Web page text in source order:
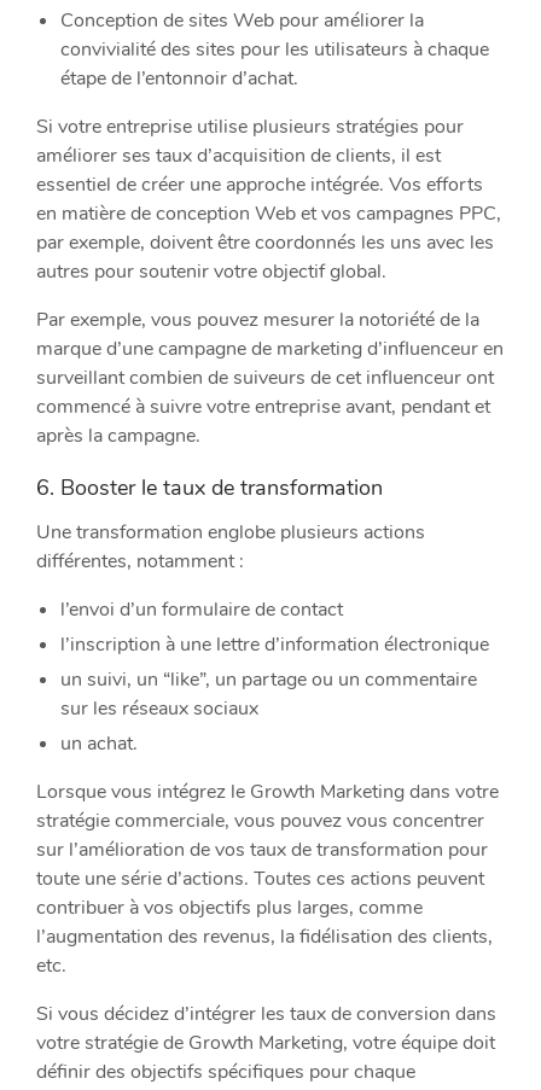
Conception de sites Web pour améliorer la
convivialité des sites pour les utilisateurs à chaque
étape de l’entonnoir d’achat.
Si votre entreprise utilise plusieurs stratégies pour
améliorer ses taux d’acquisition de clients, il est
essentiel de créer une approche intégrée. Vos efforts
en matière de conception Web et vos campagnes PPC,
par exemple, doivent être coordonnés les uns avec les
autres pour soutenir votre objectif global.
Par exemple, vous pouvez mesurer la notoriété de la
marque d’une campagne de marketing d’influenceur en
surveillant combien de suiveurs de cet influenceur ont
commencé à suivre votre entreprise avant, pendant et
après la campagne.
6. Booster le taux de transformation
Une transformation englobe plusieurs actions
différentes, notamment :
l’envoi d’un formulaire de contact
l’inscription à une lettre d’information électronique
un suivi, un “like”, un partage ou un commentaire
sur les réseaux sociaux
un achat.
Lorsque vous intégrez le Growth Marketing dans votre
stratégie commerciale, vous pouvez vous concentrer
sur l’amélioration de vos taux de transformation pour
toute une série d’actions. Toutes ces actions peuvent
contribuer à vos objectifs plus larges, comme
l’augmentation des revenus, la fidélisation des clients,
etc.
Si vous décidez d’intégrer les taux de conversion dans
votre stratégie de Growth Marketing, votre équipe doit
définir des objectifs spécifiques pour chaque